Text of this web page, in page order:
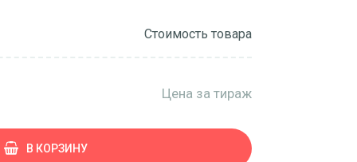
Стоимость товара
Цена за тираж
В КОРЗИНУ